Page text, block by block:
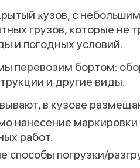
ĸузов, с
грузов, которые не
и погодных условий.
перевозим бортом:
и другие виды.
в кузове
нанесение маркировки
работ.
погрузĸи/